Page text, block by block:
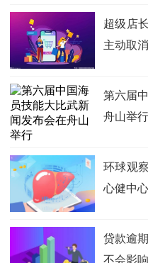
超级店
主动取
第六届
舟山举行
环球观
心健中
贷款逾
不会影